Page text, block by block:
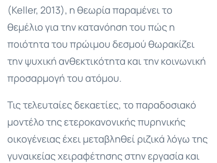
(Keller, 2013), η θεωρία παραμένει το
θεμέλιο για την κατανόηση του πώς η
ποιότητα του πρώιμου δεσμού θωρακίζει
την ψυχική ανθεκτικότητα και την κοινωνική
προσαρμογή του ατόμου.
Τις τελευταίες δεκαετίες, το παραδοσιακό
μοντέλο της ετεροκανονικής πυρηνικής
οικογένειας έχει μεταβληθεί ριζικά λόγω της
γυναικείας χειραφέτησης στην εργασία και